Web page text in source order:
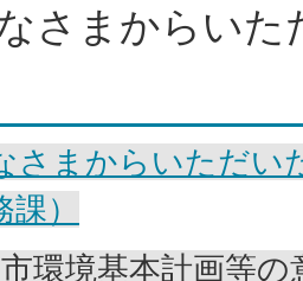
さまからいた
さまからいただい
課）
環境基本計画等の